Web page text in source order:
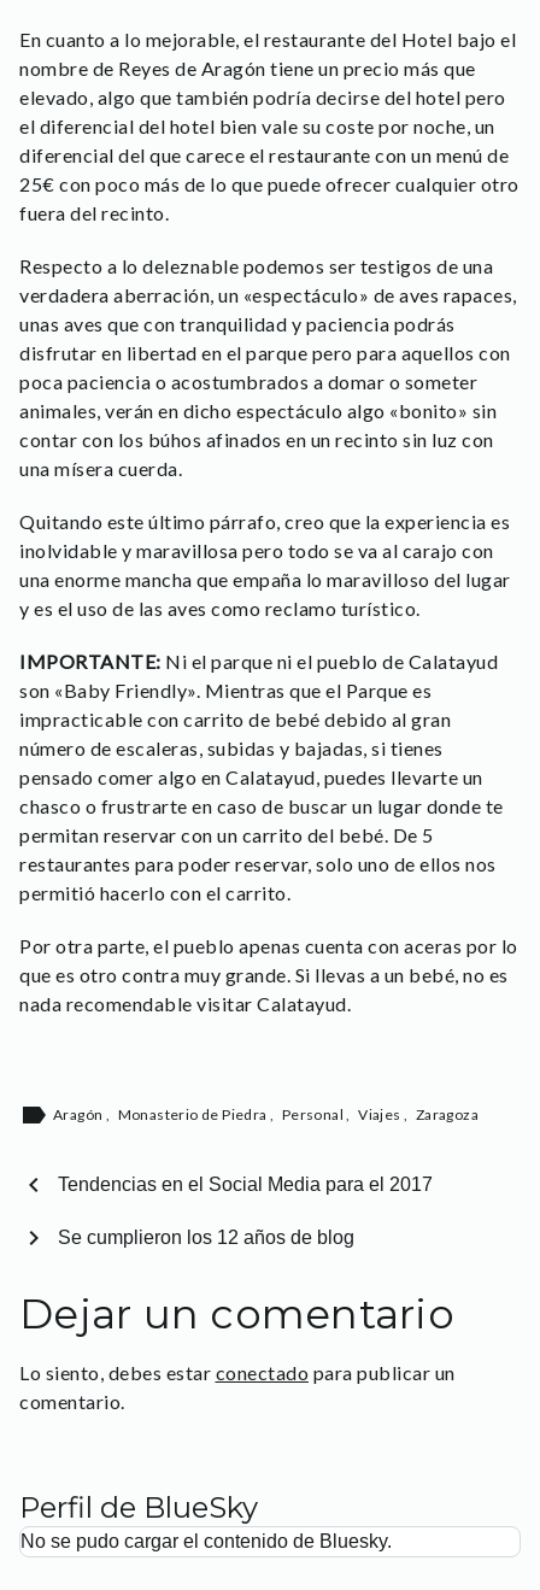
En cuanto a lo mejorable, el restaurante del Hotel bajo el
nombre de Reyes de Aragón tiene un precio más que
elevado, algo que también podría decirse del hotel pero
el diferencial del hotel bien vale su coste por noche, un
diferencial del que carece el restaurante con un menú de
25€ con poco más de lo que puede ofrecer cualquier otro
fuera del recinto.
Respecto a lo deleznable podemos ser testigos de una
verdadera aberración, un «espectáculo» de aves rapaces,
unas aves que con tranquilidad y paciencia podrás
disfrutar en libertad en el parque pero para aquellos con
poca paciencia o acostumbrados a domar o someter
animales, verán en dicho espectáculo algo «bonito» sin
contar con los búhos afinados en un recinto sin luz con
una mísera cuerda.
Quitando este último párrafo, creo que la experiencia es
inolvidable y maravillosa pero todo se va al carajo con
una enorme mancha que empaña lo maravilloso del lugar
y es el uso de las aves como reclamo turístico.
IMPORTANTE: Ni el parque ni el pueblo de Calatayud
son «Baby Friendly». Mientras que el Parque es
impracticable con carrito de bebé debido al gran
número de escaleras, subidas y bajadas, si tienes
pensado comer algo en Calatayud, puedes llevarte un
chasco o frustrarte en caso de buscar un lugar donde te
permitan reservar con un carrito del bebé. De 5
restaurantes para poder reservar, solo uno de ellos nos
permitió hacerlo con el carrito.
Por otra parte, el pueblo apenas cuenta con aceras por lo
que es otro contra muy grande. Si llevas a un bebé, no es
nada recomendable visitar Calatayud.
label Aragón , Monasterio de Piedra, Personal, Viajes, Zaragoza
chevron_left Tendencias en el Social Media para el 2017
Se cumplieron los 12 años de blog
chevron_right
Dejar un comentario
Lo siento, debes estar conectado para publicar un
comentario.
Perfil de BlueSky
No se pudo cargar el contenido de Bluesky.